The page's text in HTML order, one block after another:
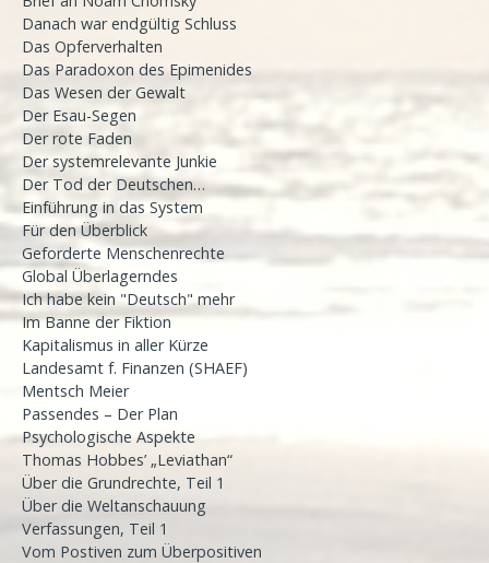
Danach war endgültig Schluss
Das Opferverhalten
Das Paradoxon des Epimenides
Das Wesen der Gewalt
Der Esau-Segen
Der rote Faden
Der systemrelevante Junkie
Der Tod der Deutschen…
Einführung in das System
Für den Überblick
Geforderte Menschenrechte
Global Überlagerndes
Ich habe kein "Deutsch" mehr
Im Banne der Fiktion
Kapitalismus in aller Kürze
Landesamt f. Finanzen (SHAEF)
Mentsch Meier
Passendes – Der Plan
Psychologische Aspekte
Thomas Hobbes’ „Leviathan“
Über die Grundrechte, Teil 1
Über die Weltanschauung
Verfassungen, Teil 1
Vom Postiven zum Überpositiven